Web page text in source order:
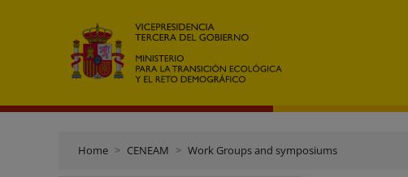
Home CENEAM Work Groups and symposiums